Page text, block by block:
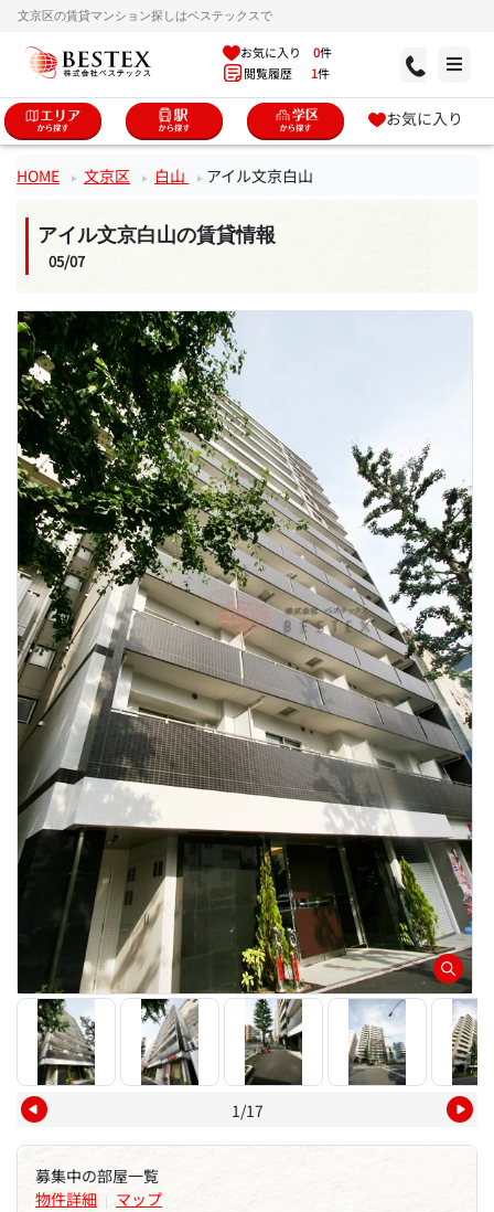
文京区の賃貸マンション探しはベステックスで
お気に入り 0件
閲覧履歴 1件
お気に入り
HOME 文京区 白山 アイル文京白山
アイル文京白山の賃貸情報
05/07
1/17
募集中の部屋一覧
物件詳細 | マップ